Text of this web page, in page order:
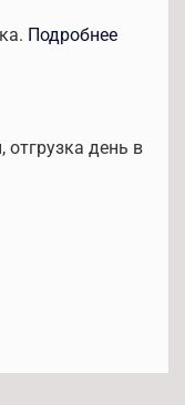
Подробнее
отгрузка день в